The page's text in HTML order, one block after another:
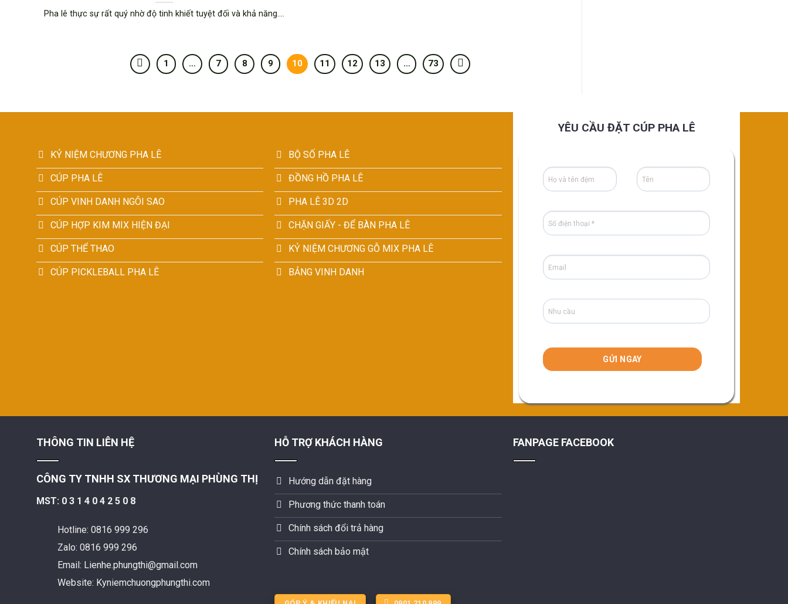
Pha lê thực sự rất quý nhờ độ tinh khiết tuyệt đối và khả năng....
1 … 7 8 9 10 11 12 13 … 73
KỶ NIỆM CHƯƠNG PHA LÊ
CÚP PHA LÊ
CÚP VINH DANH NGÔI SAO
CÚP HỢP KIM MIX HIỆN ĐẠI
CÚP THỂ THAO
CÚP PICKLEBALL PHA LÊ
BỘ SỐ PHA LÊ
ĐỒNG HỒ PHA LÊ
PHA LÊ 3D 2D
CHẶN GIẤY - ĐỂ BÀN PHA LÊ
KỶ NIỆM CHƯƠNG GỖ MIX PHA LÊ
BẢNG VINH DANH
YÊU CẦU ĐẶT CÚP PHA LÊ
THÔNG TIN LIÊN HỆ
CÔNG TY TNHH SX THƯƠNG MẠI PHÙNG THỊ
MST: 0 3 1 4 0 4 2 5 0 8
Hotline: 0816 999 296
Zalo: 0816 999 296
Email: Lienhe.phungthi@gmail.com
Website: Kyniemchuongphungthi.com
HỖ TRỢ KHÁCH HÀNG
Hướng dẫn đặt hàng
Phương thức thanh toán
Chính sách đổi trả hàng
Chính sách bảo mật
FANPAGE FACEBOOK